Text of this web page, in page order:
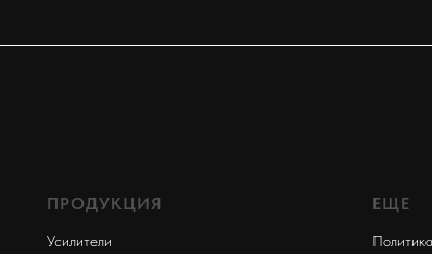
ПРОДУКЦИЯ
Усилители
ЕЩЕ